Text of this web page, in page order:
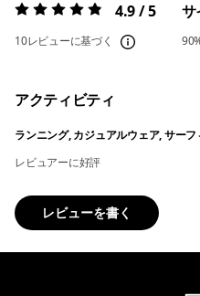
評価:4.9 / 5 4.9 / 5
10レビューに基づく
サ
アクティビティ
ランニング, カジュアルウェア, サーフ
レビュアーに好評
レビューを書く